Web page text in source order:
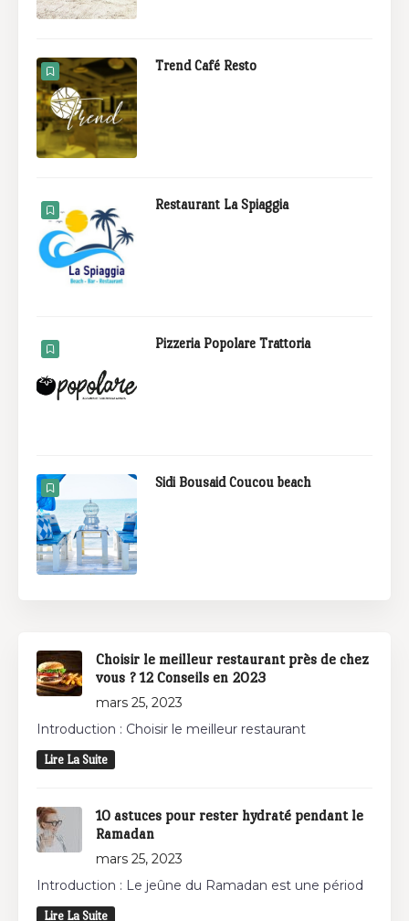
Trend Café Resto
Restaurant La Spiaggia
Pizzeria Popolare Trattoria
Sidi Bousaid Coucou beach
Choisir le meilleur restaurant près de chez
vous ? 12 Conseils en 2023
mars 25, 2023
Introduction : Choisir le meilleur restaurant
Lire La Suite
10 astuces pour rester hydraté pendant le
Ramadan
mars 25, 2023
Introduction : Le jeûne du Ramadan est une périod
Lire La Suite